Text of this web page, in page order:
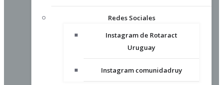
Redes Sociales
Instagram de Rotaract
Uruguay
Instagram comunidadruy